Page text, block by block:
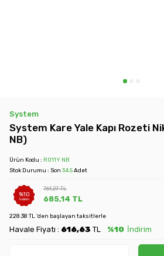
System
System Kare Yale Kapı Rozeti
NB)
Ürün Kodu : RO11Y NB
Stok Durumu : Son 34.5Adet
%10
İndirim
761,27TL
685,14 TL
228.38 TL 'den başlayan taksitlerle
Havale Fiyatı : 616,63 TL %10 İndirim